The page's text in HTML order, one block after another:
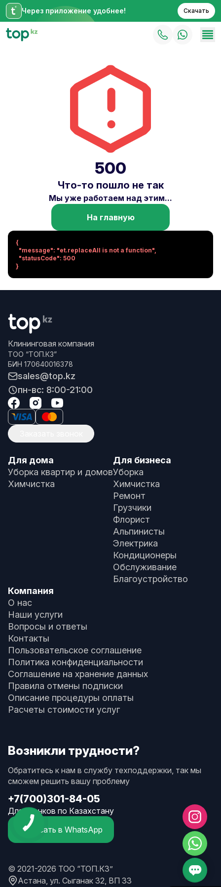
Через приложение удобнее! Скачать
500
Что-то пошло не так
Мы уже работаем над этим...
На главную
{
}
Клининговая компания
ТОО “ТОП.КЗ”
БИН 170640016378
sales@top.kz
пн-вс: 8:00-21:00
Для дома
Уборка квартир и домов
Химчистка
Для бизнеса
Уборка
Химчистка
Ремонт
Грузчики
Флорист
Альпинисты
Электрика
Кондиционеры
Обслуживание
Благоустройство
Компания
О нас
Наши услуги
Вопросы и ответы
Контакты
Пользовательское соглашение
Политика конфиденциальности
Соглашение на хранение данных
Правила отмены подписки
Описание процедуры оплаты
Расчеты стоимости услуг
Возникли трудности?
Обратитесь к нам в службу техподдержки, так мы
сможем решить вашу проблему
+7(700)301-84-05
Для звонков по Казахстану
Написать в WhatsApp
© 2021-2026 ТОО “ТОП.КЗ”
Астана, ул. Сыганак 32, ВП 33